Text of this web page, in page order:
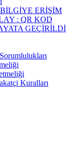
ERİŞİM
: QR KOD
GEÇİRİLDİ
Kuralları